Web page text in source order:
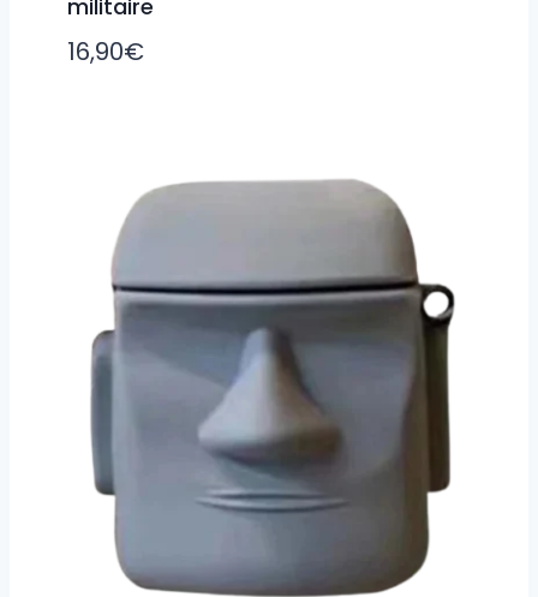
militaire
16,90€